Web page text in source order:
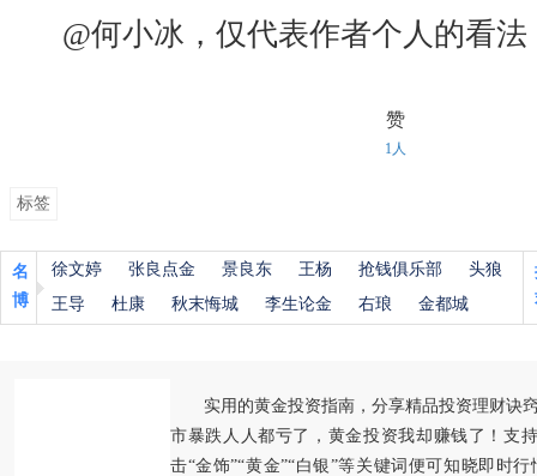
@何小冰，仅代表作者个人的看法
赞
1人
标签
名
博
徐文婷 张良点金 景良东 王杨 抢钱俱乐部
头狼
王导
杜康 秋末悔城 李生论金 右琅 金都城
实用的黄金投资指南，分享精品投资理财诀
市暴跌人人都亏了，黄金投资我却赚钱了！支
击“金饰”“黄金”“白银”等关键词便可知晓即时